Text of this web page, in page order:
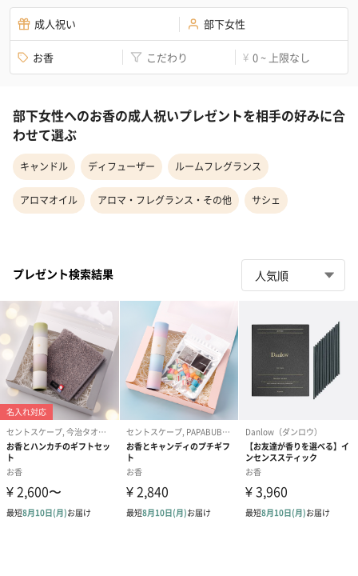
成人祝い 部下女性
お香 こだわり ¥ 0 ~ 上限なし
部下女性へのお香の成人祝いプレゼントを相手の好みに合
わせて選ぶ
キャンドル ディフューザー ルームフレグランス
アロマオイル アロマ・フレグランス・その他 サシェ
プレゼント検索結果